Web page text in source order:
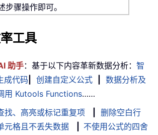
步骤操作即可。
工具
助手：基于以下内容革新数据分析： 智
成代码 创建自定义公式
数据分析及
用 Kutools Functions……
找、高亮或标记重复项
删除空白行
元格且不丢失数据
不使用公式的四舍